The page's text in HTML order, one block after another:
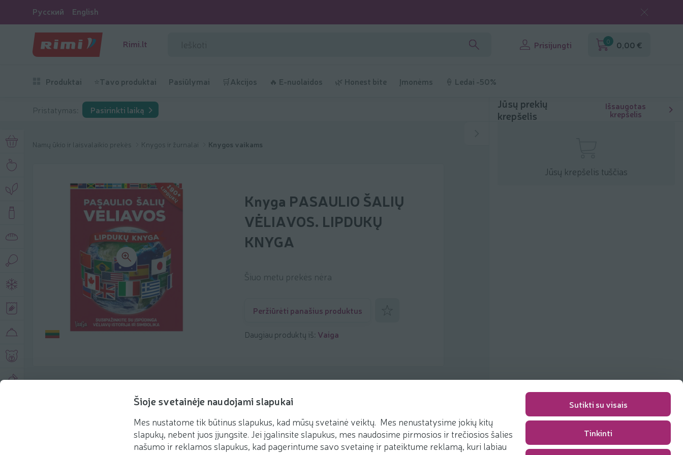
Šioje svetainėje naudojami slapukai
Mes nustatome tik būtinus slapukus, kad mūsų svetainė veiktų. Mes nenustatysime jokių kitų
slapukų, nebent juos įjungsite. Jei įgalinsite slapukus, mes naudosime pirmosios ir trečiosios šalies
našumo ir reklamos slapukus, kad pagerintume savo svetainę ir pateiktume reklamą, kuri labiau
Sutikti su visais
Tinkinti
Русский English
Rimi.lt Prisijungti 0 0,00 €
Produktai ⭐Tavo produktai Pasiūlymai 🛒Akcijos 🔥 E-nuolaidos 🌿 Honest bite Įmonėms 🍦 Ledai -50%
Pristatymas: Pasirinkti laiką
Namų ūkio ir laisvalaikio prekės Knygos ir žurnalai Knygos vaikams
Knyga PASAULIO ŠALIŲ
VĖLIAVOS. LIPDUKŲ
KNYGA
Šiuo metu prekės nėra
Peržiūrėti panašius produktus
Daugiau produktų iš: Vaiga
Produkto aprašymas
Rekomenduojame
Jūsų prekių
krepšelis
Išsaugotas
krepšelis
Jūsų krepšelis tuščias
Pakavimo mokestis 0,00 €